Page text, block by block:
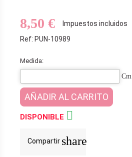
8,50 €
Impuestos incluidos
Ref: PUN-10989
Medida:
Cm
AÑADIR AL CARRITO
DISPONIBLE 
Compartir share